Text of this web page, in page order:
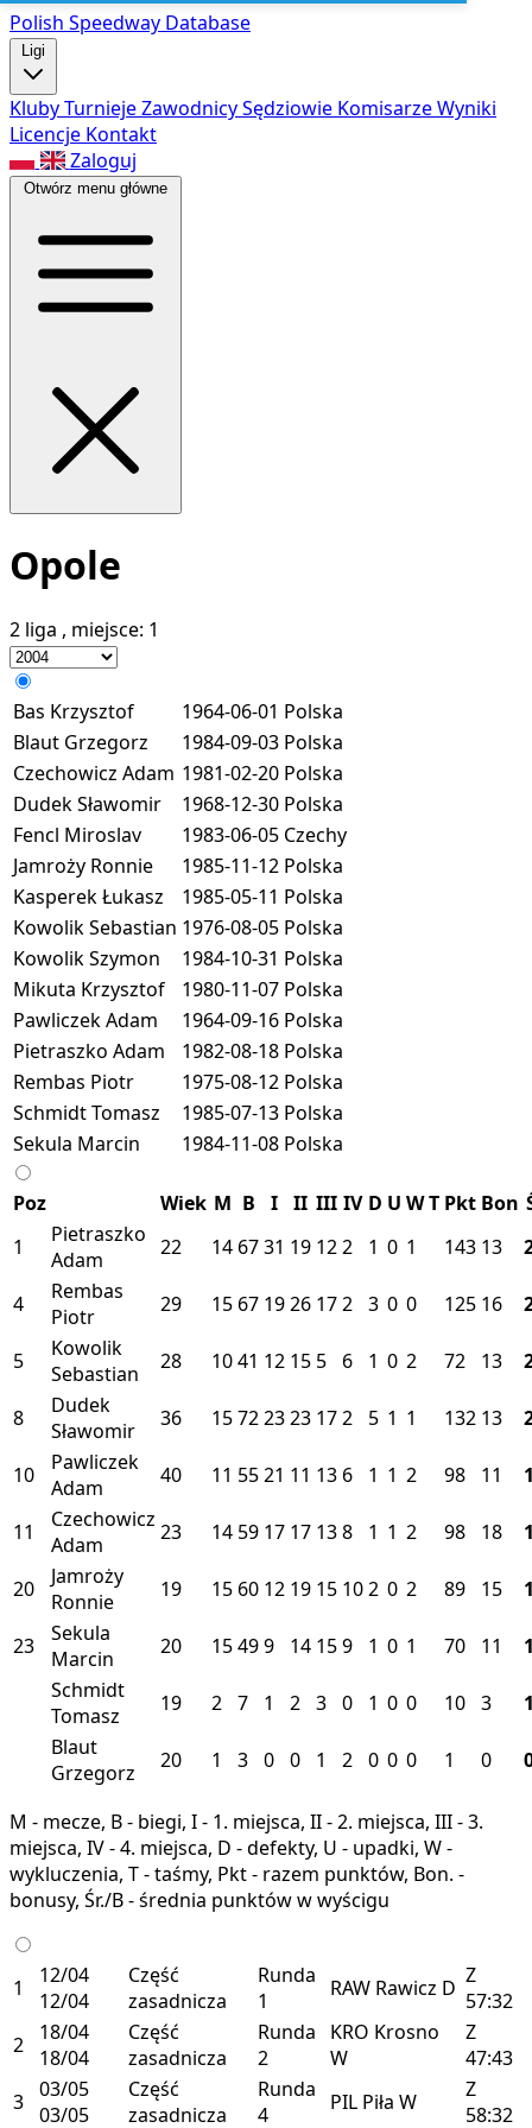
Polish Speedway Database
Ligi
KlubyTurniejeZawodnicySędziowie KomisarzeWyniki
Licencje Kontakt
Zaloguj
Otwórz menu główne
Opole
2 liga , miejsce: 1
Bas Krzysztof 1964-06-01 Polska
Blaut Grzegorz
1984-09-03 Polska
Czechowicz Adam 1981-02-20 Polska
Dudek Sławomir
1968-12-30 Polska
Fencl Miroslav
1983-06-05 Czechy
Jamroży Ronnie
1985-11-12 Polska
Kasperek Łukasz
1985-05-11 Polska
Kowolik Sebastian 1976-08-05 Polska
Kowolik Szymon
1984-10-31 Polska
Mikuta Krzysztof
1980-11-07 Polska
Pawliczek Adam
1964-09-16 Polska
Pietraszko Adam
1982-08-18 Polska
Rembas Piotr
1975-08-12 Polska
Schmidt Tomasz
1985-07-13 Polska
Sekula Marcin
1984-11-08 Polska
Poz Wiek M B I II III IV D U WT Pkt Bon
1
Pietraszko
Adam
22 14 6731 19 122 1 0 1 143 13
4
Rembas
Piotr
29 15 67 1926 172 3 0 0 125 16
5
Kowolik
Sebastian
28 1041 12 15 5 6 1 0 2 72 13
8
Dudek
Sławomir
36 15722323 172 5 1 1 132 13
10
Pawliczek
Adam
40 11 5521 11 13 6 1 1 2 98 11
11
Czechowicz
Adam
23 14 59 17 17 138 1 1 2 98 18
20
Jamroży
Ronnie
19 15 60 12 19 15 102 0 2 89 15
23
Sekula
Marcin
20 15499 14 159 1 0 1 70 11
Schmidt
Tomasz
19 2 7 1 2 3 0 1 0 0 10 3
Blaut
Grzegorz
20 1 3 0 0 1 2 0 0 0 1 0
M - mecze, B - biegi, I - 1. miejsca, II - 2. miejsca, III - 3.
miejsca, IV - 4. miejsca, D - defekty, U - upadki, W -
wykluczenia, T - taśmy, Pkt - razem punktów, Bon. -
bonusy, Śr./B - średnia punktów w wyścigu
1
12/04
12/04
Część
zasadnicza
Runda
1
RAW Rawicz D Z
57:32
2
18/04
18/04
Część
zasadnicza
Runda
2
KRO Krosno
W
Z
47:43
3 03/05
03/05
Część
zasadnicza
Runda
4
PIL Piła W
Z
58:32